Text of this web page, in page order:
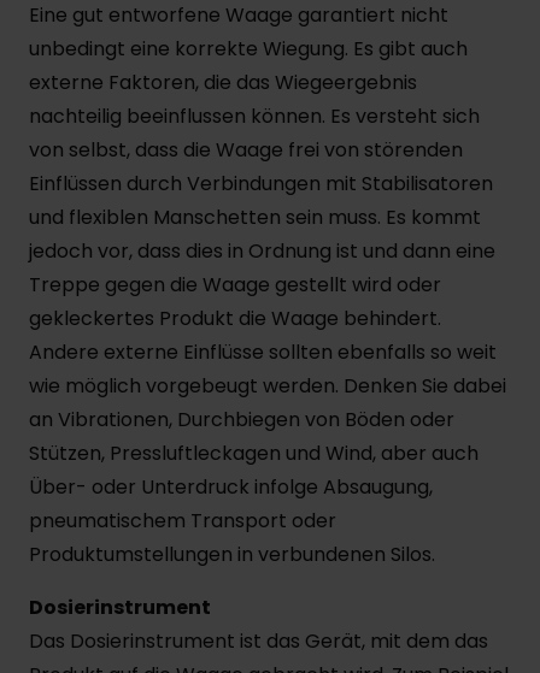
Eine gut entworfene Waage garantiert nicht
unbedingt eine korrekte Wiegung. Es gibt auch
externe Faktoren, die das Wiegeergebnis
nachteilig beeinflussen können. Es versteht sich
von selbst, dass die Waage frei von störenden
Einflüssen durch Verbindungen mit Stabilisatoren
und flexiblen Manschetten sein muss. Es kommt
jedoch vor, dass dies in Ordnung ist und dann eine
Treppe gegen die Waage gestellt wird oder
gekleckertes Produkt die Waage behindert.
Andere externe Einflüsse sollten ebenfalls so weit
wie möglich vorgebeugt werden. Denken Sie dabei
an Vibrationen, Durchbiegen von Böden oder
Stützen, Pressluftleckagen und Wind, aber auch
Über- oder Unterdruck infolge Absaugung,
pneumatischem Transport oder
Produktumstellungen in verbundenen Silos.
Dosierinstrument
Das Dosierinstrument ist das Gerät, mit dem das